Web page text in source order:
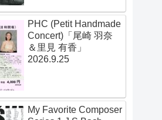
PHC (Petit Handmade
Concert)「尾崎 羽奈
＆里見 有香」
2026.9.25
My Favorite Composer